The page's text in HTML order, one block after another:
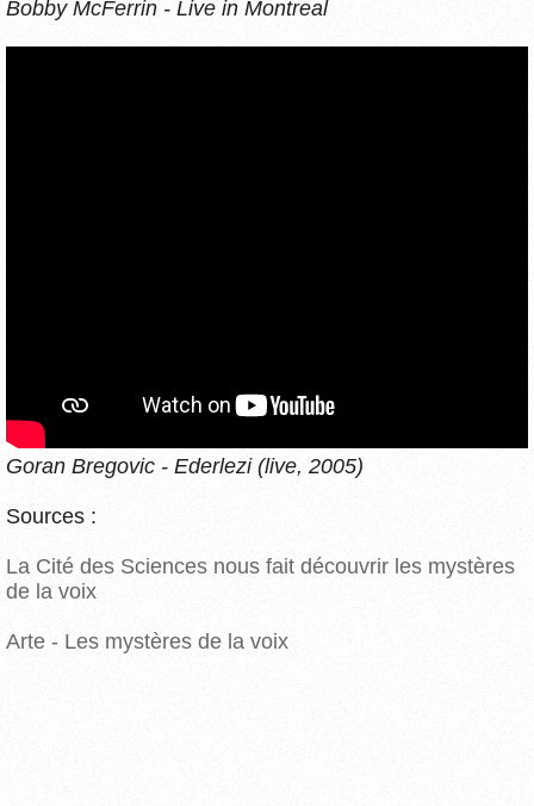
Bobby McFerrin - Live in Montreal
Goran Bregovic - Ederlezi (live, 2005)
Sources :
La Cité des Sciences nous fait découvrir les mystères
de la voix
Arte - Les mystères de la voix